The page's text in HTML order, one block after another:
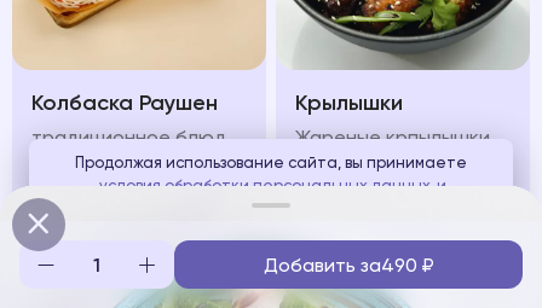
Колбаска Раушен
650 ₽
Крылышки
580 ₽
Продолжая использование сайта, вы принимаете
условия обработки персональных данных и
соглашаетесь с использованием аналитических файлов
Понятно
Добавить за490 ₽